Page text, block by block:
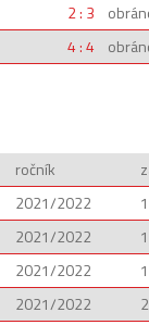
2 : 3
4 : 4
ročník
2021/2022
2021/2022
1
2021/2022
1
2021/2022
2